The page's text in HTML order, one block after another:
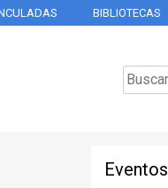
BIBLIOTECAS
Eventos